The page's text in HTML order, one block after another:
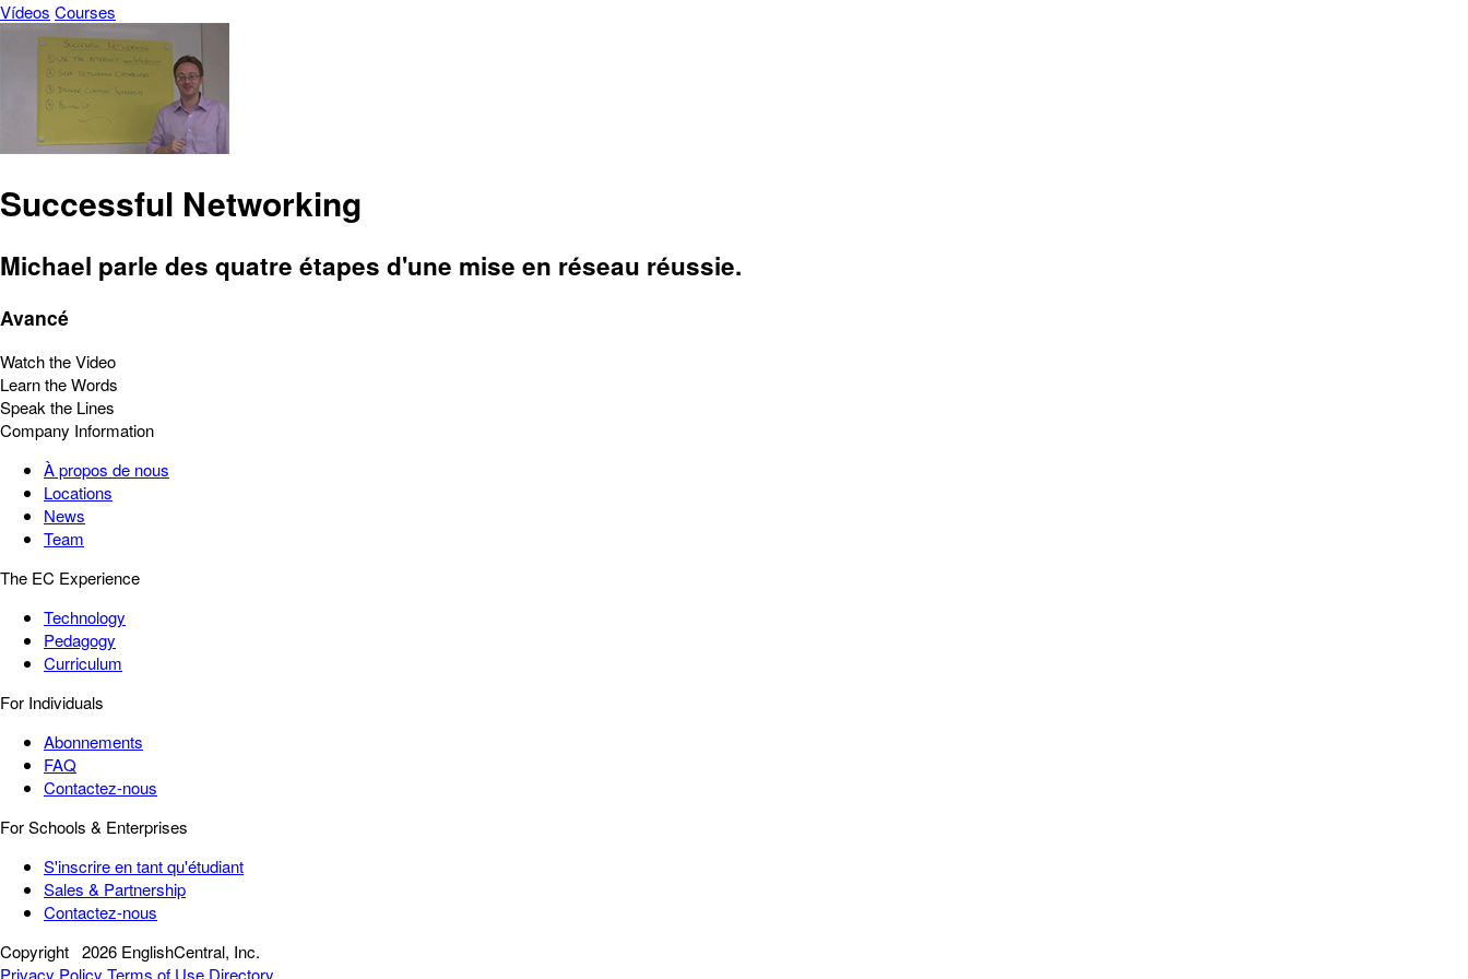
Vídeos Courses
Successful Networking
Michael parle des quatre étapes d'une mise en réseau réussie.
Avancé
Watch the Video
Learn the Words
Speak the Lines
Company Information
À propos de nous
Locations
News
Team
The EC Experience
Technology
Pedagogy
Curriculum
For Individuals
Abonnements
FAQ
Contactez-nous
For Schools & Enterprises
S'inscrire en tant qu'étudiant
Sales & Partnership
Contactez-nous
Copyright 2026 EnglishCentral, Inc.